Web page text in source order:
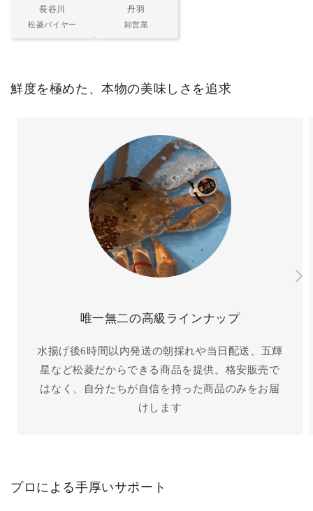
長谷川
松菱バイヤー
丹羽
卸営業
鮮度を極めた、本物の美味しさを追求
唯一無二の高級ラインナップ
水揚げ後6時間以内発送の朝採れや当日配送、五輝
星など松菱だからできる商品を提供。格安販売で
はなく、自分たちが自信を持った商品のみをお届
けします
プロによる手厚いサポート